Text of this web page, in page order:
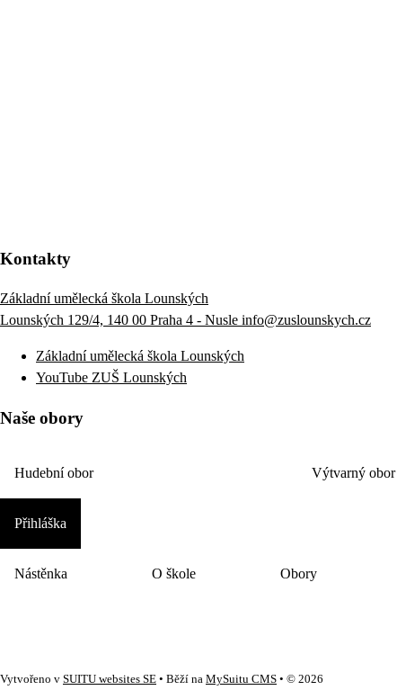
Kontakty
Základní umělecká škola Lounských
Lounských 129/4, 140 00 Praha 4 - Nusle info@zuslounskych.cz
Základní umělecká škola Lounských
YouTube ZUŠ Lounských
Naše obory
Hudební obor Výtvarný obor
Přihláška
Nástěnka O škole Obory
Vytvořeno v SUITU websites SE • Běží na MySuitu CMS • © 2026